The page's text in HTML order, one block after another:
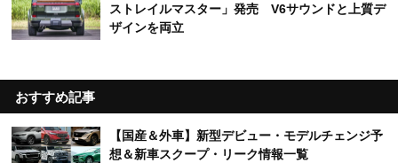
ストレイルマスター」発売 V6サウンドと上質デ
ザインを両立
おすすめ記事
【国産＆外車】新型デビュー・モデルチェンジ予
想＆新車スクープ・リーク情報一覧